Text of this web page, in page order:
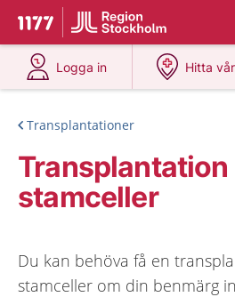
Till startsidan för 1177
Du har valt region
Logga in
på 1177.se
Hitta
på
Transplantationer
Transplantation
stamceller
Du kan behöva få en
stamceller om din benmärg